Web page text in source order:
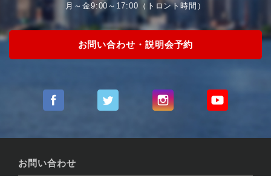
月～金9:00～17:00（トロント時間）
お問い合わせ・説明会予約
お問い合わせ